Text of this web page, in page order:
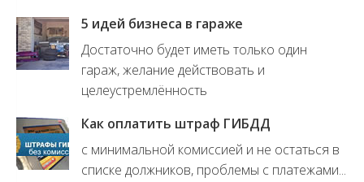
5 идей бизнеса в гараже
Достаточно будет иметь только один
гараж, желание действовать и
целеустремлённость
Как оплатить штраф ГИБДД
с минимальной комиссией и не остаться в
списке должников, проблемы с платежами...